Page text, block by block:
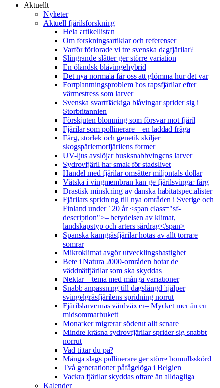
Aktuellt
Nyheter
Aktuell fjärilsforskning
Hela artikellistan
Om forskningsartiklar och referenser
Varför förlorade vi tre svenska dagfjärilar?
Slingrande slåtter ger större variation
En öländsk blåvingehybrid
Det nya normala får oss att glömma hur det var
Fortplantningsproblem hos rapsfjärilar efter
värmestress som larver
Svenska svartfläckiga blåvingar sprider sig i
Storbritannien
Förskjuten blomning som försvar mot fjäril
Fjärilar som pollinerare – en laddad fråga
Färg, storlek och genetik skiljer
skogspärlemorfjärilens former
UV-ljus avslöjar busksnabbvingens larver
Sydrovfjäril har smak för stadslivet
Handel med fjärilar omsätter miljontals dollar
Vätska i vingmembran kan ge fjärilsvingar färg
Drastisk minskning av danska habitatspecialister
Fjärilars spridning till nya områden i Sverige och
Finland under 120 år <span class="sf-
description">– betydelsen av klimat,
landskapstyp och arters särdrag</span>
Spanska kamgräsfjärilar hotas av allt torrare
somrar
Mikroklimat avgör utvecklingshastighet
Bete i Natura 2000-områden hotar de
väddnätfjärilar som ska skyddas
Nektar – tema med många variationer
Snabb anpassning till dagslängd hjälper
svingelgräsfjärilens spridning norrut
Fjärilslarvernas värdväxter– Mycket mer än en
midsommarbukett
Monarker migrerar söderut allt senare
Mindre kräsna sydrovfjärilar sprider sig snabbt
norrut
Vad tittar du på?
Många slags pollinerare ger större bomullsskörd
Två generationer påfågelöga i Belgien
Vackra fjärilar skyddas oftare än alldagliga
Kalender